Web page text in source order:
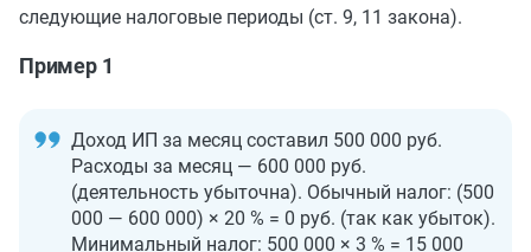
следующие налоговые периоды (ст. 9, 11 закона).
Пример 1
Доход ИП за месяц составил 500 000 руб.
Расходы за месяц — 600 000 руб.
(деятельность убыточна). Обычный налог: (500
000 — 600 000) × 20 % = 0 руб. (так как убыток).
Минимальный налог: 500 000 × 3 % = 15 000